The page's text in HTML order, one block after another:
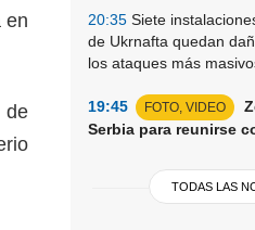
20:35 Siete
de Ukrnafta quedan
los ataques más
19:45 FOTO, VIDEO
Serbia para reunirse
TODAS LAS
en